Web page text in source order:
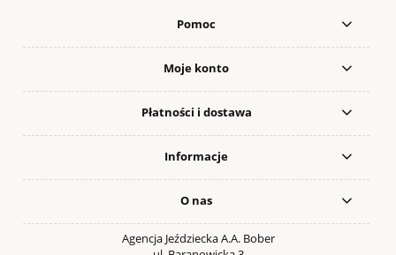
Pomoc
Moje konto
Płatności i dostawa
Informacje
O nas
Agencja Jeździecka A.A. Bober